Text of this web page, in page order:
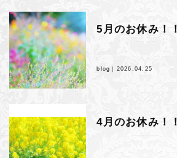
5月のお休み！！
blog｜ 2026.04.25
4月のお休み！！